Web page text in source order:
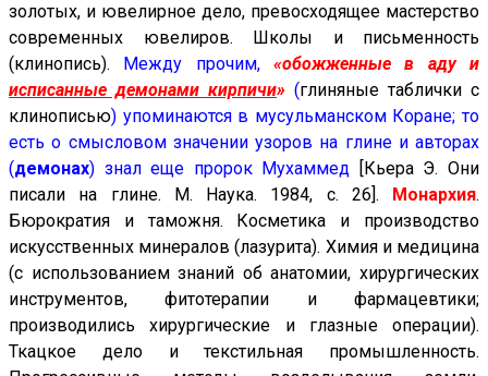
золотых, и ювелирное дело, превосходящее мастерство
современных ювелиров. Школы и письменность
(клинопись).
Между прочим,«обожженные в аду и
исписанные демонами кирпичи» (глиняные таблички с
клинописью) упоминаются в мусульманском Коране; то
есть о смысловом значении узоров на глине и авторах
(демонах) знал еще пророк Мухаммед
[Кьера Э. Они
писали на глине. М. Наука. 1984, с. 26].
Монархия.
Бюрократия и таможня. Косметика и производство
искусственных минералов (лазурита). Химия и медицина
(с использованием знаний об анатомии, хирургических
инструментов, фитотерапии и фармацевтики;
производились хирургические и глазные операции).
Ткацкое дело и текстильная промышленность.